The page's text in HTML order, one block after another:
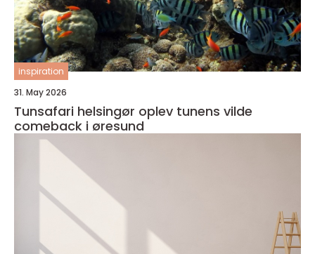
inspiration
31. May 2026
Tunsafari helsingør oplev tunens vilde
comeback i øresund